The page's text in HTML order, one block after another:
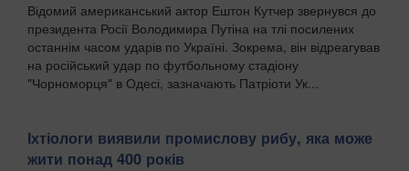
Відомий американський актор Ештон Кутчер звернувся до
президента Росії Володимира Путіна на тлі посилених
останнім часом ударів по Україні. Зокрема, він відреагував
на російський удар по футбольному стадіону
"Чорноморця" в Одесі, зазначають Патріоти Ук...
Іхтіологи виявили промислову рибу, яка може
жити понад 400 років